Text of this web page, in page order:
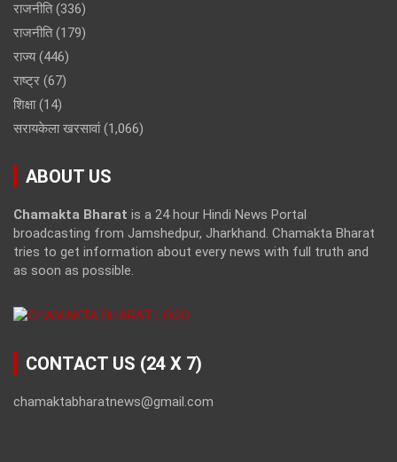
राजनीति(336)
राजनीति(179)
राज्य(446)
राष्ट्र (67)
शिक्षा(14)
सरायकेला खरसावां(1,066)
ABOUT US
Chamakta Bharat is a 24 hour Hindi News Portal
broadcasting from Jamshedpur, Jharkhand. Chamakta Bharat
tries to get information about every news with full truth and
as soon as possible.
CONTACT US (24 X 7)
chamaktabharatnews@gmail.com